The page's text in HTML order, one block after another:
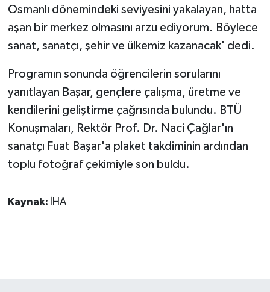
Osmanlı dönemindeki seviyesini yakalayan, hatta
aşan bir merkez olmasını arzu ediyorum. Böylece
sanat, sanatçı, şehir ve ülkemiz kazanacak' dedi.
Programın sonunda öğrencilerin sorularını
yanıtlayan Başar, gençlere çalışma, üretme ve
kendilerini geliştirme çağrısında bulundu. BTÜ
Konuşmaları, Rektör Prof. Dr. Naci Çağlar'ın
sanatçı Fuat Başar'a plaket takdiminin ardından
toplu fotoğraf çekimiyle son buldu.
Kaynak: İHA